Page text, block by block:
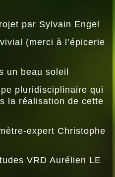
par Sylvain Engel
(merci à l’épicerie
un beau soleil
pluridisciplinaire qui
la réalisation de cette
expert Christophe
VRD Aurélien LE